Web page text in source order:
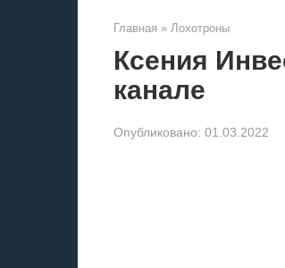
Главная » Лохотроны
Ксения
канале
Опубликовано: 01.03.2022